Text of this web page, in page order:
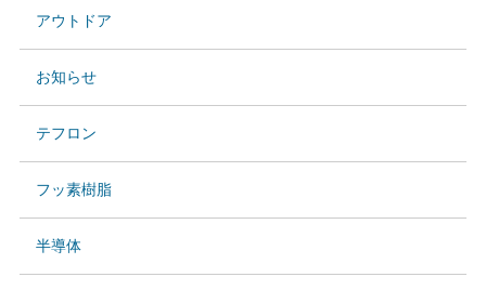
アウトドア
お知らせ
テフロン
フッ素樹脂
半導体